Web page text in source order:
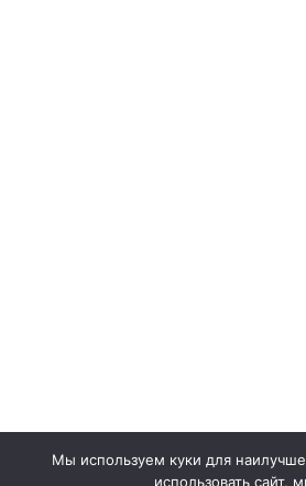
Мы используем куки для
использовать сайт,